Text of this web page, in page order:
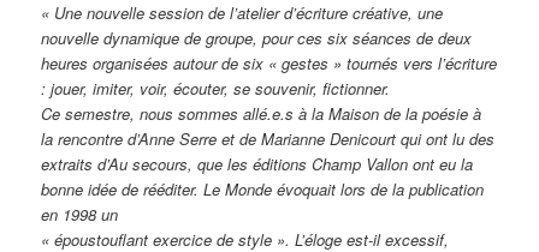
« Une nouvelle session de l’atelier d’écriture créative, une
nouvelle dynamique de groupe, pour ces six séances de deux
heures organisées autour de six « gestes » tournés vers l’écriture
: jouer, imiter, voir, écouter, se souvenir, fictionner.
Ce semestre, nous sommes allé.e.s à la Maison de la poésie à
la rencontre d’Anne Serre et de Marianne Denicourt qui ont lu des
extraits d’Au secours, que les éditions Champ Vallon ont eu la
bonne idée de rééditer. Le Monde évoquait lors de la publication
en 1998 un
« époustouflant exercice de style ». L’éloge est-il excessif,